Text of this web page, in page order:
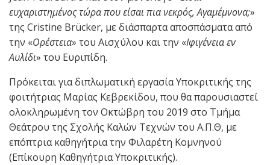
ευχαριστημένος τώρα που είσαι πια νεκρός, Αγαμέμνονα;»
της Cristine Brücker, με διάσπαρτα αποσπάσματα από
την «Ορέστεια» του Αισχύλου και την «Ιφιγένεια εν
Αυλίδι» του Ευριπίδη.
Πρόκειται για διπλωματική εργασία Υποκριτικής της
φοιτήτριας Μαρίας Κεβρεκίδου, που θα παρουσιαστεί
ολοκληρωμένη τον Οκτώβρη του 2019 στο Τμήμα
Θεάτρου της Σχολής Καλών Τεχνών του Α.Π.Θ, με
επόπτρια καθηγήτρια την Φιλαρέτη Κομνηνού
(Επίκουρη Καθηγήτρια Υποκριτικής).